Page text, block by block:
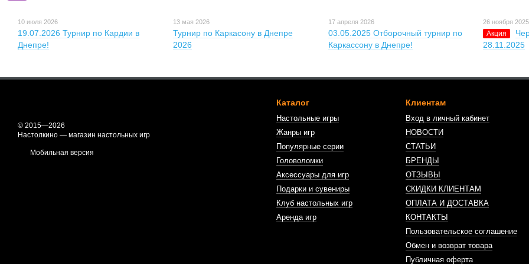
10 июля 2026
19.07.2026 Турнир по Кардии в
Днепре!
13 мая 2026
Турнир по Каркасону в Днепре
2026
17 апреля 2026
03.05.2025 Отборочный турнир по
Каркассону в Днепре!
26 ноября 2025
Акция
28.11.2025
© 2015—2026
Настолкино — магазин настольных игр
Мобильная версия
Каталог
Настольные игры
Жанры игр
Популярные серии
Головоломки
Аксессуары для игр
Подарки и сувениры
Клуб настольных игр
Аренда игр
Клиентам
Вход в личный кабинет
НОВОСТИ
СТАТЬИ
БРЕНДЫ
ОТЗЫВЫ
СКИДКИ КЛИЕНТАМ
ОПЛАТА И ДОСТАВКА
КОНТАКТЫ
Пользовательское соглашение
Обмен и возврат товара
Публичная оферта